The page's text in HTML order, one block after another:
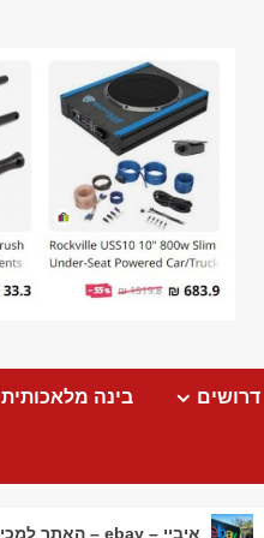
דרושים בינה מלאכותית AI
איביי – ebay – האתר למכירות פומביות וישירות